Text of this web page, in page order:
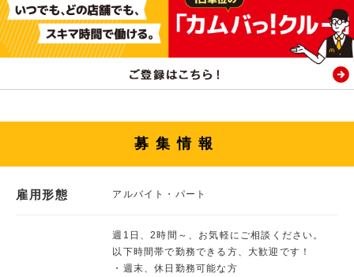
募集情報
雇用形態 アルバイト・パート
週1日、2時間～、お気軽にご相談ください。
以下時間帯で勤務できる方、大歓迎です！
・週末、休日勤務可能な方